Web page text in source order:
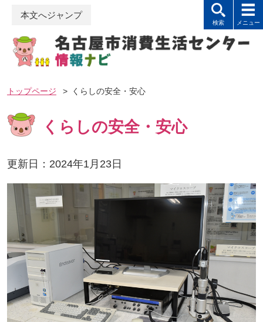
本文へジャンプ
トップページ > くらしの安全・安心
くらしの安全・安心
更新日：2024年1月23日